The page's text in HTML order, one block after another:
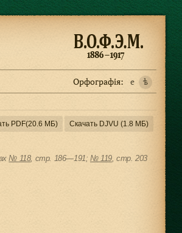
Орфографiя: e ѣ
PDF(20.6 МБ) Скачать DJVU (1.8 МБ)
№ 118, cтр. 186—191;№ 119, cтр. 203